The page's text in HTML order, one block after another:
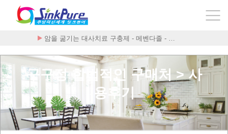
폰테크 처벌≫ 클릭 랭킹 Best 5 보기~!
구구정 합법적인 구매처 > 사
용후기